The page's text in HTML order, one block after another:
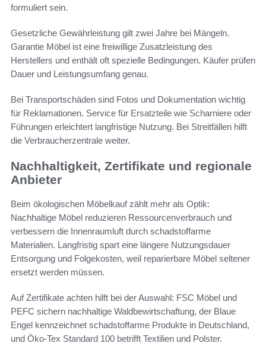
formuliert sein.
Gesetzliche Gewährleistung gilt zwei Jahre bei Mängeln.
Garantie Möbel ist eine freiwillige Zusatzleistung des
Herstellers und enthält oft spezielle Bedingungen. Käufer prüfen
Dauer und Leistungsumfang genau.
Bei Transportschäden sind Fotos und Dokumentation wichtig
für Reklamationen. Service für Ersatzteile wie Scharniere oder
Führungen erleichtert langfristige Nutzung. Bei Streitfällen hilft
die Verbraucherzentrale weiter.
Nachhaltigkeit, Zertifikate und regionale
Anbieter
Beim ökologischen Möbelkauf zählt mehr als Optik:
Nachhaltige Möbel reduzieren Ressourcenverbrauch und
verbessern die Innenraumluft durch schadstoffarme
Materialien. Langfristig spart eine längere Nutzungsdauer
Entsorgung und Folgekosten, weil reparierbare Möbel seltener
ersetzt werden müssen.
Auf Zertifikate achten hilft bei der Auswahl: FSC Möbel und
PEFC sichern nachhaltige Waldbewirtschaftung, der Blaue
Engel kennzeichnet schadstoffarme Produkte in Deutschland,
und Öko-Tex Standard 100 betrifft Textilien und Polster.